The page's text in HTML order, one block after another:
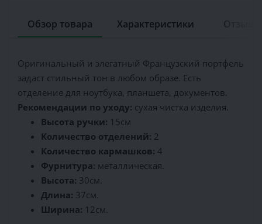
Обзор товара Характеристики
Оригинальный и элегатный Французский портфель
задаст стильный тон в любом образе. Есть
отделение для ноутбука, планшета, документов.
Рекомендации по уходу: сухая чистка изделия.
Высота ручки: 15см
Количество отделений: 2
Количество кармашков: 4
Фурнитура: металлическая.
Высота: 30см.
Длина: 37см.
Ширина: 12см.